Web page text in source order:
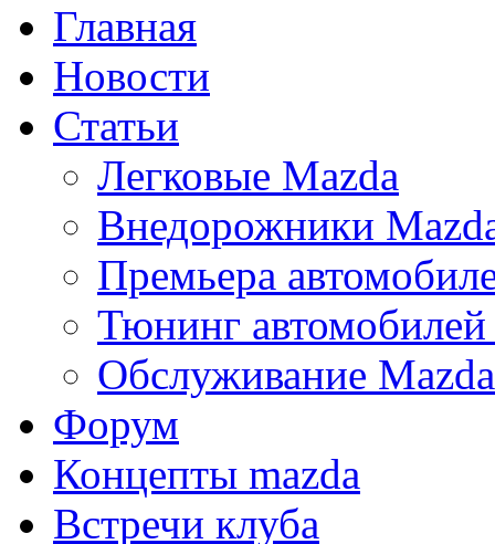
Главная
Новости
Статьи
Легковые Mazda
Внедорожники
Премьера
Тюнинг
Обслуживание Mazda
Форум
Концепты mazda
Встречи клуба